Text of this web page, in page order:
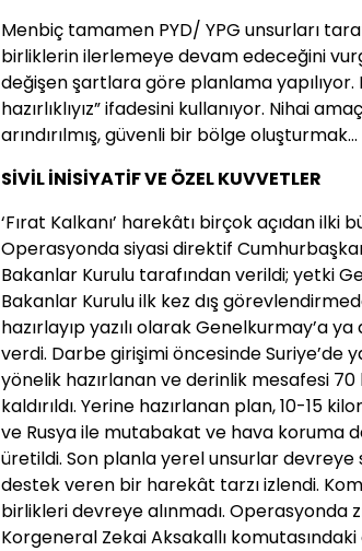
Menbiç tamamen PYD/ YPG unsurları
birliklerin ilerlemeye devam edeceğini
değişen şartlara göre planlama
hazırlıklıyız” ifadesini kullanıyor. Nihai
arındırılmış, güvenli bir bölge oluşturmak...
SİVİL İNİSİYATİF VE ÖZEL KUVVETLER
‘Fırat Kalkanı’ harekâtı birçok açıdan ilki
Operasyonda siyasi direktif
Bakanlar Kurulu tarafından verildi; yetki
Bakanlar Kurulu ilk kez dış
hazırlayıp yazılı olarak Genelkurmay’a
verdi. Darbe girişimi öncesinde Suriye’de
yönelik hazırlanan ve derinlik mesafesi
kaldırıldı. Yerine hazırlanan plan, 10-15
ve Rusya ile mutabakat ve hava koruma
üretildi. Son planla yerel unsurlar devreye
destek veren bir harekât tarzı izlendi.
birlikleri devreye alınmadı. Operasyonda
Korgeneral Zekai Aksakallı